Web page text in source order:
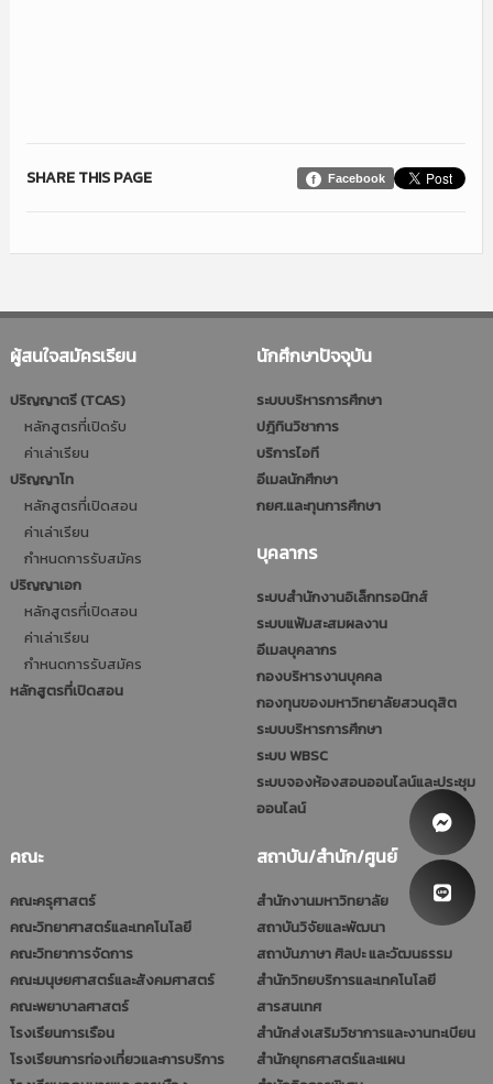
Facebook
SHARE THIS PAGE
ผู้สนใจสมัครเรียน
ปริญญาตรี (TCAS)
หลักสูตรที่เปิดรับ
ค่าเล่าเรียน
ปริญญาโท
หลักสูตรที่เปิดสอน
ค่าเล่าเรียน
กำหนดการรับสมัคร
ปริญญาเอก
หลักสูตรที่เปิดสอน
ค่าเล่าเรียน
กำหนดการรับสมัคร
หลักสูตรที่เปิดสอน
นักศึกษาปัจจุบัน
ระบบบริหารการศึกษา
ปฎิทินวิชาการ
บริการไอที
อีเมลนักศึกษา
กยศ.และทุนการศึกษา
บุคลากร
ระบบสำนักงานอิเล็กทรอนิกส์
ระบบแฟ้มสะสมผลงาน
อีเมลบุคลากร
กองบริหารงานบุคคล
กองทุนของมหาวิทยาลัยสวนดุสิต
ระบบบริหารการศึกษา
ระบบ WBSC
ระบบจองห้องสอนออนไลน์และประชุม
ออนไลน์
คณะ
คณะครุศาสตร์
คณะวิทยาศาสตร์และเทคโนโลยี
คณะวิทยาการจัดการ
คณะมนุษยศาสตร์และสังคมศาสตร์
คณะพยาบาลศาสตร์
โรงเรียนการเรือน
โรงเรียนการท่องเที่ยวและการบริการ
สถาบัน/สำนัก/ศูนย์
สำนักงานมหาวิทยาลัย
สถาบันวิจัยและพัฒนา
สถาบันภาษา ศิลปะ และวัฒนธรรม
สำนักวิทยบริการและเทคโนโลยี
สารสนเทศ
สำนักส่งเสริมวิชาการและงานทะเบียน
สำนักยุทธศาสตร์และแผน